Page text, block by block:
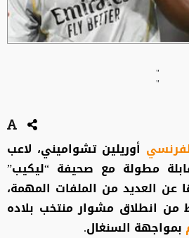
"
"
أوريلين تشواميني، لاعب
مطولة مع صحيفة “ليكيب”
عن العديد من الملفات المهمة،
انطلاق مشوار منتخب بلاده
بمواجهة السنغال.